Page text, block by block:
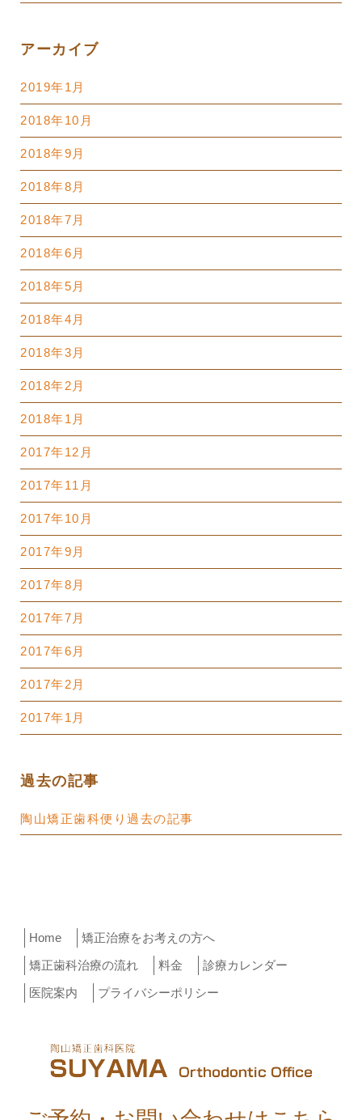
アーカイブ
2019年1月
2018年10月
2018年9月
2018年8月
2018年7月
2018年6月
2018年5月
2018年4月
2018年3月
2018年2月
2018年1月
2017年12月
2017年11月
2017年10月
2017年9月
2017年8月
2017年7月
2017年6月
2017年2月
2017年1月
過去の記事
陶山矯正歯科便り過去の記事
Home
矯正治療をお考えの方へ
矯正歯科治療の流れ
料金
診療カレンダー
医院案内
プライバシーポリシー